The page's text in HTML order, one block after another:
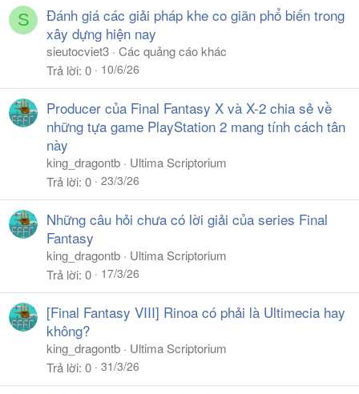
S
Đánh giá các giải pháp khe co giãn phổ biến trong
xây dựng hiện nay
sieutocviet3 Các quảng cáo khác
Trả lời 0 10/6/26
Producer của Final Fantasy X và X-2 chia sẻ về
những tựa game PlayStation 2 mang tính cách tân
này
king_dragontb
Ultima Scriptorium
Trả lời 0 23/3/26
Những câu hỏi chưa có lời giải của series Final
Fantasy
king_dragontb
Ultima Scriptorium
Trả lời 0 17/3/26
[Final Fantasy VIII] Rinoa có phải là Ultimecia hay
không?
king_dragontb
Ultima Scriptorium
Trả lời 0 31/3/26